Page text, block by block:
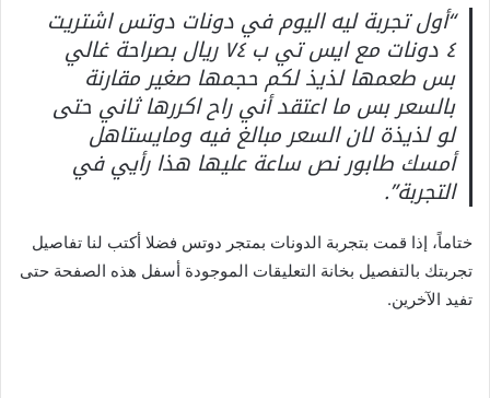
“أول تجربة ليه اليوم في دونات دوتس اشتريت
٤ دونات مع ايس تي ب ٧٤ ريال بصراحة غالي
بس طعمها لذيذ لكم حجمها صغير مقارنة
بالسعر بس ما اعتقد أني راح اكررها ثاني حتى
لو لذيذة لان السعر مبالغ فيه ومايستاهل
أمسك طابور نص ساعة عليها هذا رأيي في
التجربة”.
ختاماً، إذا قمت بتجربة الدونات بمتجر دوتس فضلا أكتب لنا تفاصيل
تجربتك بالتفصيل بخانة التعليقات الموجودة أسفل هذه الصفحة حتى
تفيد الآخرين.